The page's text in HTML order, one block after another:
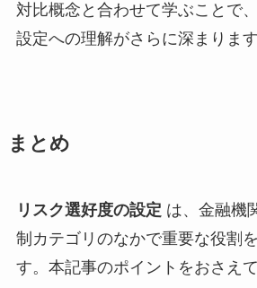
対比概念と合わせて学ぶことで
設定への理解がさらに深まります
まとめ
リスク選好度の設定 は、金融機
制カテゴリのなかで重要な役割
す。本記事のポイントをおさえ